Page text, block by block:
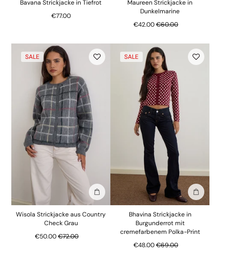
Bavana Strickjacke in Tiefrot
€77.00
Maureen Strickjacke in
Dunkelmarine
€42.00Regulärer Preis
€60.00
SALE
In die Tasche stecken
Wisola Strickjacke aus Country
Check Grau
€50.00Regulärer Preis
€72.00
SALE
In die
Bhavina Strickjacke in
Burgunderrot mit
cremefarbenem Polka-Print
€48.00Regulärer Preis
€69.00